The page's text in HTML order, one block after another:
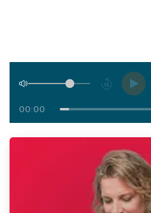
Afspelen
00:00
Podcasts
Muziek
Artikelen